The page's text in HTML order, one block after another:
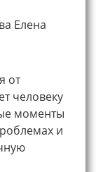
Елена
от
человеку
моменты
и